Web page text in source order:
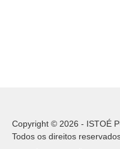
Copyright © 2026 - ISTOÉ
Todos os direitos